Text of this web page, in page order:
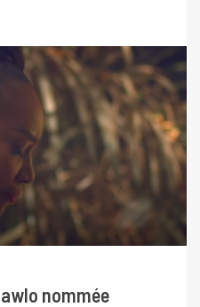
nommée